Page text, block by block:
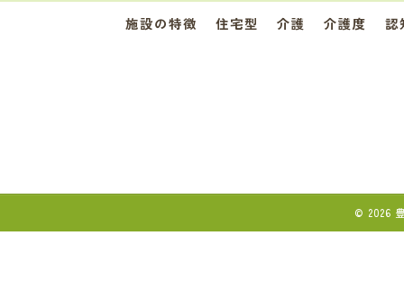
施設の特徴
住宅型 介護 介護度 認
© 2026